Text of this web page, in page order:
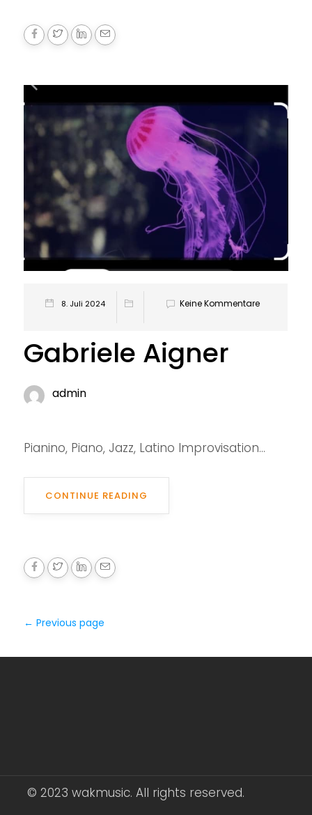
8. Juli 2024 Keine Kommentare
Gabriele Aigner
admin
Pianino, Piano, Jazz, Latino Improvisation...
CONTINUE READING
← Previous page
© 2023 wakmusic. All rights reserved.